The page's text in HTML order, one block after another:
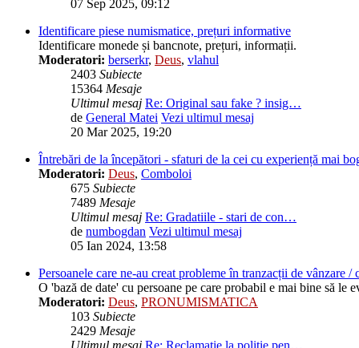
07 Sep 2025, 09:12
Identificare piese numismatice, prețuri informative
Identificare monede și bancnote, prețuri, informații.
Moderatori: berserkr, Deus, vlahul
2403 Subiecte
15364 Mesaje
Ultimul mesaj Re: Original sau fake ? insig…
de General Matei Vezi ultimul mesaj
20 Mar 2025, 19:20
Întrebări de la începători - sfaturi de la cei cu experiență mai
Moderatori: Deus, Comboloi
675 Subiecte
7489 Mesaje
Ultimul mesaj Re: Gradatiile - stari de con…
de numbogdan Vezi ultimul mesaj
05 Ian 2024, 13:58
Persoanele care ne-au creat probleme în tranzacții de vânzare /
O 'bază de date' cu persoane pe care probabil e mai bine să
Moderatori: Deus, PRONUMISMATICA
103 Subiecte
2429 Mesaje